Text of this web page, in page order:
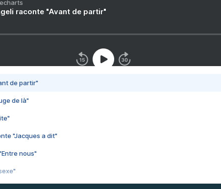
raconte "Avant de partir"
de partir"
de là"
"Jacques a dit"
nous"